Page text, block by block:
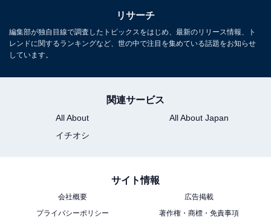
る」と語る理由
リサーチ
編集部が独自目線で調査したトピックスをはじめ、最新のリリース情報、ト
レンドに関するランキングなど、世の中で注目を集めている話題をお知らせ
しています。
関連サービス
All About
All About Japan
イチオシ
サイト情報
会社概要
広告掲載
プライバシーポリシー
著作権・商標・免責事項